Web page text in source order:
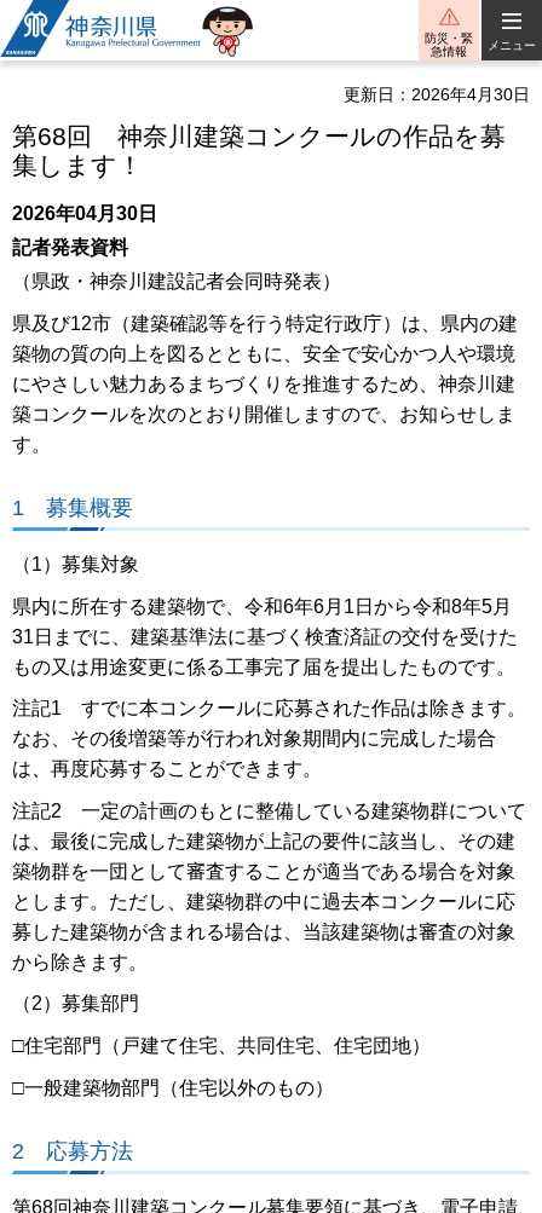
神奈川県
防災・緊
急情報
メニュー
更新日：2026年4月30日
第68回 神奈川建築コンクールの作品を募
集します！
2026年04月30日
記者発表資料
（県政・神奈川建設記者会同時発表）
県及び12市（建築確認等を行う特定行政庁）は、県内の建
築物の質の向上を図るとともに、安全で安心かつ人や環境
にやさしい魅力あるまちづくりを推進するため、神奈川建
築コンクールを次のとおり開催しますので、お知らせしま
す。
1 募集概要
（1）募集対象
県内に所在する建築物で、令和6年6月1日から令和8年5月
31日までに、建築基準法に基づく検査済証の交付を受けた
もの又は用途変更に係る工事完了届を提出したものです。
注記1 すでに本コンクールに応募された作品は除きます。
なお、その後増築等が行われ対象期間内に完成した場合
は、再度応募することができます。
注記2 一定の計画のもとに整備している建築物群について
は、最後に完成した建築物が上記の要件に該当し、その建
築物群を一団として審査することが適当である場合を対象
とします。ただし、建築物群の中に過去本コンクールに応
募した建築物が含まれる場合は、当該建築物は審査の対象
から除きます。
（2）募集部門
□住宅部門（戸建て住宅、共同住宅、住宅団地）
□一般建築物部門（住宅以外のもの）
2 応募方法
第68回神奈川建築コンクール募集要領に基づき、 電子申請